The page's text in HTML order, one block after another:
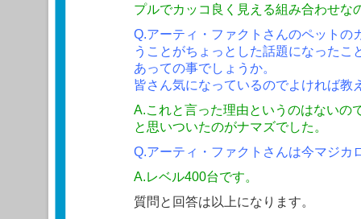
プルでカッコ良く見える組み合わせな
Q.アーティ・ファクトさんのペットの
うことがちょっとした話題になったこ
あっての事でしょうか。
皆さん気になっているのでよければ教
A.これと言った理由というのはないの
と思いついたのがナマズでした。
Q.アーティ・ファクトさんは今マジカ
A.レベル400台です。
質問と回答は以上になります。